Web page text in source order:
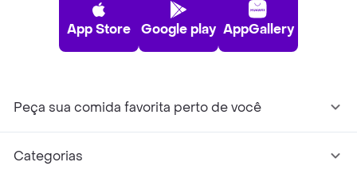
App Store Google play AppGallery
Peça sua comida favorita perto de você
Categorias